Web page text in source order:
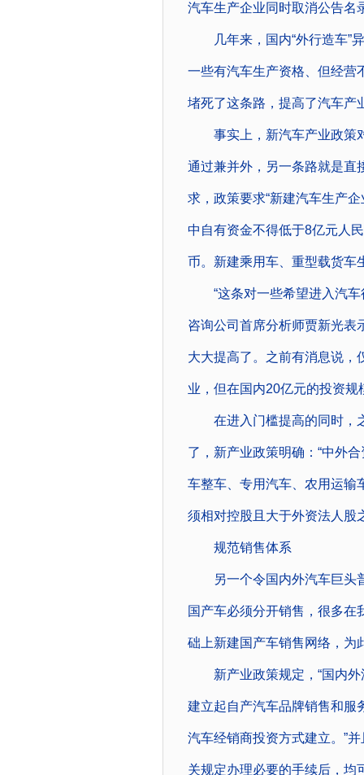
汽车生产企业同时取消公告名
几年来，国内“外行造车”异
一些有汽车生产资格、但经营
堵死了这条路，提高了汽车产
事实上，新汽车产业政策对
通过兼并外，另一条路就是直
求，政策要求“新建汽车生产
中自有资金不得低于8亿元人
币。新建乘用车、重型载货车
“这条对一些希望进入汽车
咨询公司首席分析师贾新光表
大大提高了。之前有消息说，
业，但在国内20亿元的投资规
在进入门槛提高的同时，之
了，新产业政策明确：“中外
车整车、专用汽车、农用运输
须相对控股且大于外资法人股
规范销售体系
另一个令国内外汽车巨头普
国产车必须分开销售，很多在
础上新建国产车销售网络，为
新产业政策规定，“国内外
建立起自产汽车品牌销售和服
汽车经销商投资方式建立。”
关规定办理必要的手续后，均